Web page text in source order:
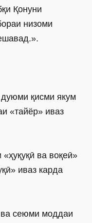
Қонуни
низоми
қисми якум
«тайёр» иваз
ва воқеӣ»
иваз карда
сеюми моддаи